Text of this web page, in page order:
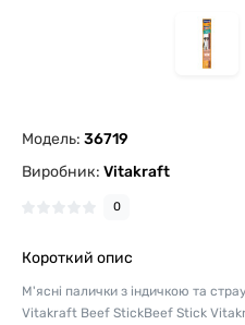
Модель: 36719
Виробник: Vitakraft
0
Короткий опис
М'ясні палички з індичкою та
Vitakraft Beef StickBeef Stick